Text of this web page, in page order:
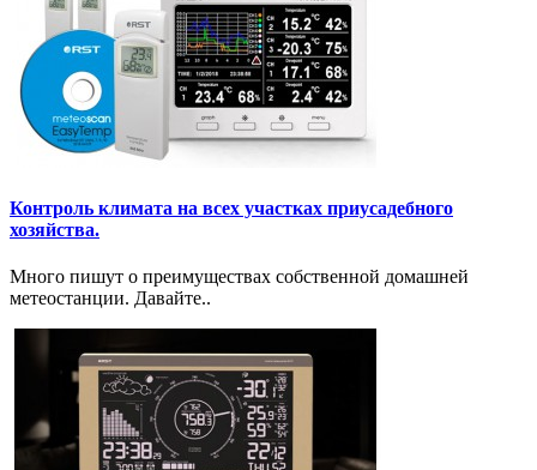
Контроль климата на всех участках приусадебного
хозяйства.
Много пишут о преимуществах собственной домашней
метеостанции. Давайте..